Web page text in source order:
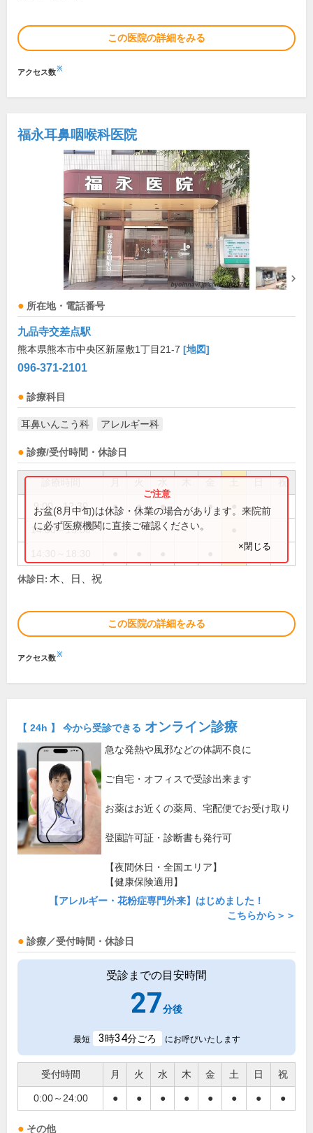
この医院の詳細をみる
アクセス数※
福永耳鼻咽喉科医院
所在地・電話番号
九品寺交差点駅
熊本県熊本市中央区新屋敷1丁目21-7 [地図]
096-371-2101
診療科目
耳鼻いんこう科 アレルギー科
診療/受付時間・休診日
祝
9:00～12:30 ● ● ● ●
14:00～16:00
お盆(8月中旬)は休診・休業の場合があります。来院前
に必ず医療機関に直接ご確認ください。
×閉じる
休診日: 木、日、祝
この医院の詳細をみる
アクセス数※
【 24h 】 今から受診できる オンライン診療
急な発熱や風邪などの体調不良に
ご自宅・オフィスで受診出来ます
お薬はお近くの薬局、宅配便でお受け取り
登園許可証・診断書も発行可
【夜間休日・全国エリア】
【健康保険適用】
【アレルギー・花粉症専門外来】はじめました！
こちらから＞＞
診療／受付時間・休診日
受診までの目安時間
27分後
最短 3時34分ごろ にお呼びいたします
受付時間 月 火 水 木 金 土 日 祝
0:00～24:00 ● ● ● ● ● ● ● ●
その他